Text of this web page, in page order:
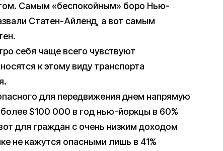
Самым «беспокойным» боро Нью-
Статен-Айленд, а вот самым
себя чаще всего чувствуют
к этому виду транспорта
для передвижения днем напрямую
$100 000 в год нью-йоркцы в 60%
для граждан с очень низким доходом
не кажутся опасными лишь в 41%